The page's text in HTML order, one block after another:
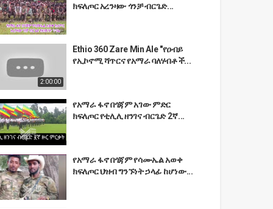
ክፍለጦር አረንዛው ጎንቻ ብርጌድ...
2:00:00
Ethio 360 Zare Min Ale "የዐብይ
የኢኮኖሚ ሻጥርና የአማራ ባለሃብቶች...
የአማራ ፋኖ በጎጃም አገው ምድር
ክፍለጦር የቲሊሊ ዘንገና ብርጌድ 2ኛ...
የአማራ ፋኖ በጎጃም የሳሙኤል አወቀ
ክፍለጦር ህዝብ ግንኙነት ኃላፊ ከሆነው...